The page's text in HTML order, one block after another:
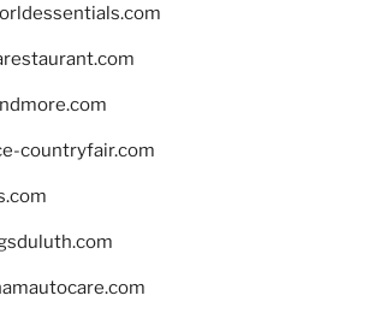
countryfair.com